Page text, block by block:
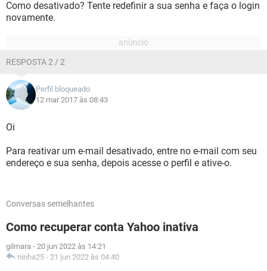
Como desativado? Tente redefinir a sua senha e faça o login
novamente.
RESPOSTA 2 / 2
Perfil bloqueado
12 mar 2017 às 08:43
Oi
Para reativar um e-mail desativado, entre no e-mail com seu
endereço e sua senha, depois acesse o perfil e ative-o.
Conversas semelhantes
Como recuperar conta Yahoo inativa
gilmara - 20 jun 2022 às 14:21
ninha25 - 21 jun 2022 às 04:40